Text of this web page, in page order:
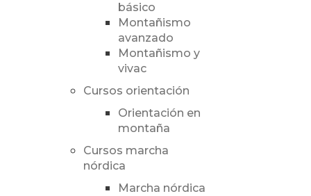
básico
Montañismo
avanzado
Montañismo y
vivac
Cursos orientación
Orientación en
montaña
Cursos marcha
nórdica
Marcha nórdica